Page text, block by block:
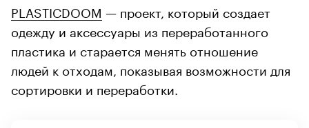
PLASTICDOOM — проект, который создает
одежду и аксессуары из переработанного
пластика и старается менять отношение
людей к отходам, показывая возможности для
сортировки и переработки.